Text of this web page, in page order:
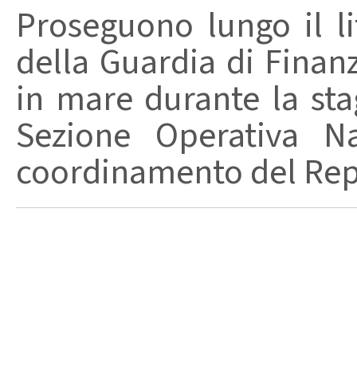
Proseguono lungo il
della Guardia di
in mare durante la
Sezione Operativa
coordinamento del